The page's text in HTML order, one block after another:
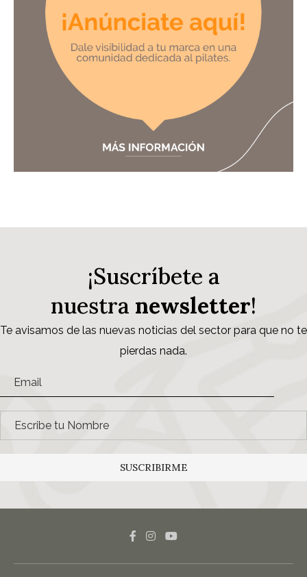
¡Suscríbete a
nuestra newsletter!
Te avisamos de las nuevas noticias del sector para que no te
pierdas nada.
SUSCRIBIRME